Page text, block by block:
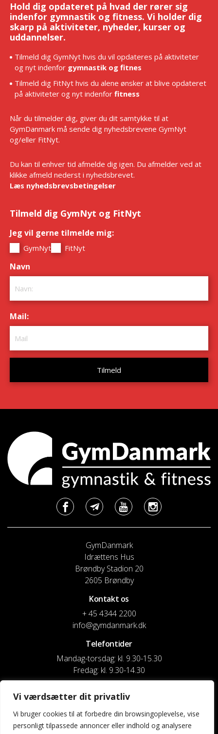
Vi værdsætter dit privatliv
Vi bruger cookies til at forbedre din browsingoplevelse, vise
personligt tilpassede annoncer eller indhold og analysere
Hold dig opdateret på hvad der rører sig
indenfor gymnastik og fitness. Vi holder dig
skarp på aktiviteter, nyheder, kurser og
uddannelser.
Tilmeld dig GymNyt hvis du vil opdateres på aktiviteter
og nyt indenfor gymnastik og fitnes
Tilmeld dig FitNyt hvis du alene ønsker at blive opdateret
på aktiviteter og nyt indenfor fitness
Når du tilmelder dig, giver du dit samtykke til at
GymDanmark må sende dig nyhedsbrevene GymNyt
og/eller FitNyt.
Du kan til enhver tid afmelde dig igen. Du afmelder ved at
klikke afmeld nederst i nyhedsbrevet.
Læs nyhedsbrevsbetingelser
Tilmeld dig GymNyt og FitNyt
Jeg vil gerne tilmelde mig:
GymNyt FitNyt
Navn
Mail:
GymDanmark
Idrættens Hus
Brøndby Stadion 20
2605 Brøndby
Kontakt os
+ 45 4344 2200
info@gymdanmark.dk
Telefontider
Mandag-torsdag: kl. 9.30-15.30
Fredag: kl. 9.30-14.30
CVR nr. 20916818
Reg. & Kontonr.: 4180 3119119022
Privatlivspolitik og cookies